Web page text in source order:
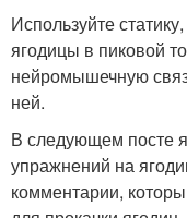
Используйте
ягодицы в пиковой
нейромышечную
ней.
В следующем посте
упражнений на
комментарии,